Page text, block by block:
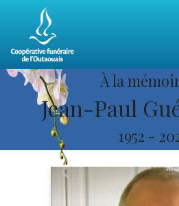
À la
Jean-Paul
1952 -